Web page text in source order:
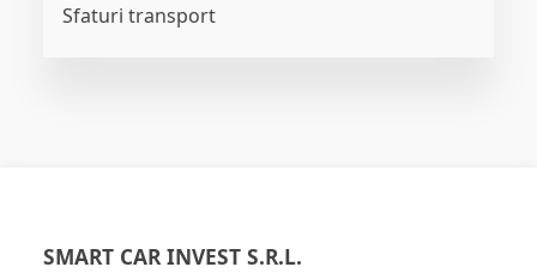
Sfaturi transport
SMART CAR INVEST S.R.L.